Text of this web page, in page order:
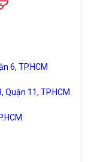
6, TP.HCM
Quận 11, TP.HCM